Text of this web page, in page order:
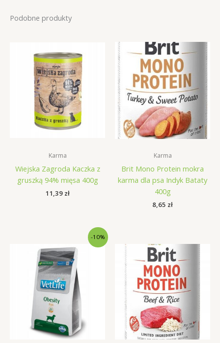
Podobne produkty
Karma
Wiejska Zagroda Kaczka z
gruszką 94% mięsa 400g
11,39 zł
Karma
Brit Mono Protein mokra
karma dla psa Indyk Bataty
400g
8,65 zł
-10%